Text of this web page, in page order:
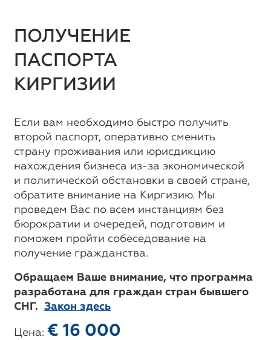
ПОЛУЧЕНИЕ
ПАСПОРТА
КИРГИЗИИ
Если вам необходимо быстро получить
второй паспорт, оперативно сменить
страну проживания или юрисдикцию
нахождения бизнеса из-за экономической
и политической обстановки в своей стране,
обратите внимание на Киргизию. Мы
проведем Вас по всем инстанциям без
бюрократии и очередей, подготовим и
поможем пройти собеседование на
получение гражданства.
Обращаем Ваше внимание, что программа
разработана для граждан стран бывшего
СНГ. Закон здесь
Цена: € 16 000